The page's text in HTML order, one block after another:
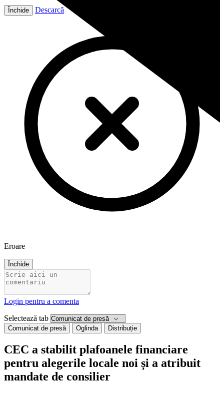
Închide Descarcă
Eroare
Închide
Login pentru a comenta
Selectează tab
Comunicat de presă Oglinda Distribuție
CEC a stabilit plafoanele financiare
pentru alegerile locale noi și a atribuit
mandate de consilier